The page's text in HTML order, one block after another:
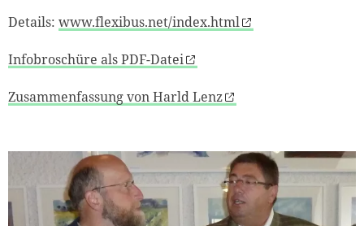
Details: www.flexibus.net/index.html
Infobroschüre als PDF-Datei
Zusammenfassung von Harld Lenz